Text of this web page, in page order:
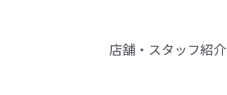
店舗・スタッフ紹介